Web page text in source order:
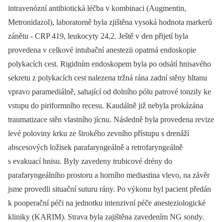
intravenózní antibiotická léčba v kombinaci (Augmentin,
Metronidazol), laboratorně byla zjištěna vysoká hodnota markerů
zánětu -⁠ CRP 419, leukocyty 24,2. Ještě v den přijetí byla
provedena v celkové intubační anestezii opatrná endoskopie
polykacích cest. Rigidním endoskopem byla po odsátí hnisavého
sekretu z polykacích cest nalezena tržná rána zadní stěny hltanu
vpravo paramediálně, sahající od dolního pólu patrové tonzily ke
vstupu do piriformního recesu. Kaudálně již nebyla prokázána
traumatizace stěn vlastního jícnu. Následně byla provedena revize
levé poloviny krku ze širokého zevního přístupu s drenáží
abscesových ložisek parafaryngeálně a retrofaryngeálně
s evakuací hnisu. Byly zavedeny trubicové drény do
parafaryngeálního prostoru a horního mediastina vlevo, na závěr
jsme provedli situační suturu rány. Po výkonu byl pacient předán
k pooperační péči na jednotku intenzivní péče anesteziologické
kliniky (KARIM). Strava byla zajištěna zavedením NG sondy.